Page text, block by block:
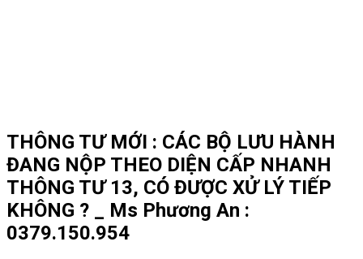
THÔNG TƯ MỚI : CÁC BỘ LƯU HÀNH
ĐANG NỘP THEO DIỆN CẤP NHANH
THÔNG TƯ 13, CÓ ĐƯỢC XỬ LÝ TIẾP
KHÔNG ? _ Ms Phương An :
0379.150.954